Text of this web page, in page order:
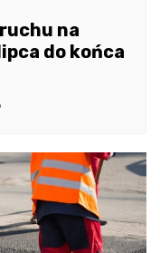
na
do końca